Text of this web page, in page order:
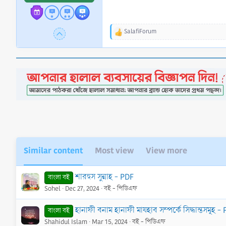
R
i
o
n
SalafiForum
Similar content Most view View more
বাংলা বই শারহুস সুন্নাহ - PDF
Sohel Dec 27, 2024 বই - পিডিএফ
বাংলা বই হানাফী বনাম হানাফী মাযহাব সম্পর্কে সিদ্ধান্তসমূহ -
Shahidul Islam Mar 15, 2024 বই - পিডিএফ